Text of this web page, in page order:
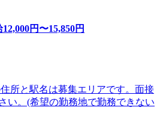
12,000円〜15,850円
所と駅名は募集エリアです。面接
い。(希望の勤務地で勤務できない